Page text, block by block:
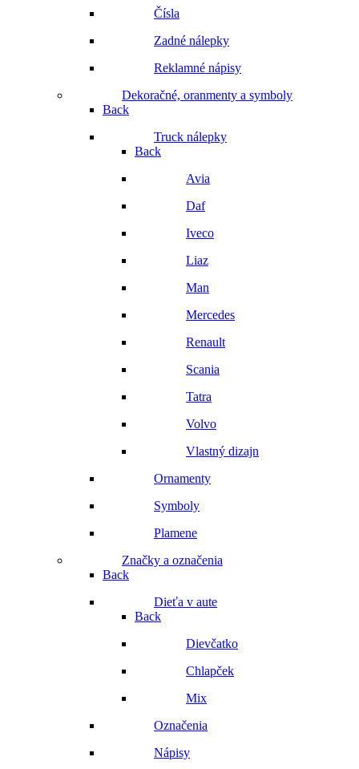
Čísla
Zadné nálepky
Reklamné nápisy
Dekoračné, oranmenty a symboly
Back
Truck nálepky
Back
Avia
Daf
Iveco
Liaz
Man
Mercedes
Renault
Scania
Tatra
Volvo
Vlastný dizajn
Ornamenty
Symboly
Plamene
Značky a označenia
Back
Dieťa v aute
Back
Dievčatko
Chlapček
Mix
Označenia
Nápisy